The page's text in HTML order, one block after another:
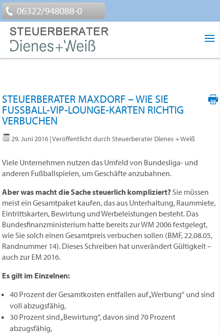
06322/948088-0
STEUERBERATER MAXDORF – WIE SIE
FUSSBALL-VIP-LOUNGE-KARTEN RICHTIG V
ERBUCHEN
29. Juni 2016 | Veröffentlicht durch Steuerberater Dienes + Weiß
Viele Unternehmen nutzen das Umfeld von Bundesliga- und
anderen Fußballspielen, um Geschäfte anzubahnen.
Aber was macht die Sache steuerlich kompliziert? Sie müssen
meist ein Gesamtpaket kaufen, das aus Unterhaltung, Raummiete,
Eintrittskarten, Bewirtung und Werbeleistungen besteht. Das
Bundesfinanzministerium hatte bereits zur WM 2006 festgelegt,
wie Sie solch einen Gesamtpreis verbuchen sollen (BMF, 22.08.05,
Randnummer 14). Dieses Schreiben hat unverändert Gültigkeit –
auch zur EM 2016.
Es gilt im Einzelnen:
40 Prozent der Gesamtkosten entfallen auf „Werbung“ und sind
voll abzugsfähig,
30 Prozent sind „Bewirtung“, davon sind 70 Prozent
abzugsfähig,